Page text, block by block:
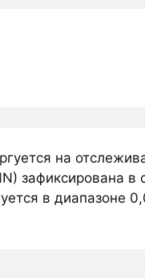
на
зафиксирована в
в диапазоне